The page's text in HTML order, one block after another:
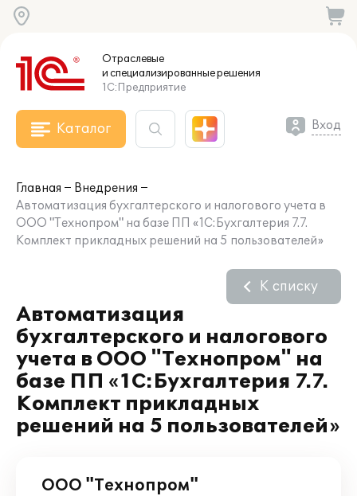
Отраслевые
и специализированныерешения
1С:Предприятие
Каталог Вход
Главная
Внедрения
Автоматизация бухгалтерского и налогового учета в
ООО "Технопром" на базе ПП «1С:Бухгалтерия 7.7.
Комплект прикладных решений на 5 пользователей»
Автоматизация
бухгалтерского и налогового
учета в ООО "Технопром" на
базе ПП «1С:Бухгалтерия 7.7.
Комплект прикладных
решений на 5 пользователей»
К списку
ООО "Технопром"